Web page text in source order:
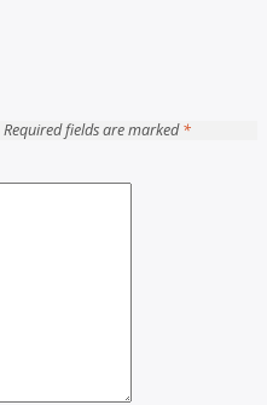
Required fields are marked*